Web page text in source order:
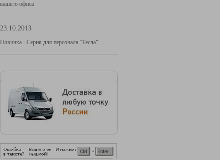
вашего офиса
23.10.2013
Новинка - Серия для персонала "Тесла"